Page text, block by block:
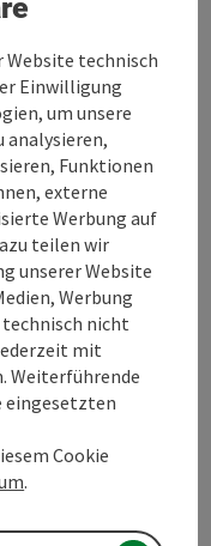
Website technisch
Einwilligung
um unsere
analysieren,
Funktionen
externe
Werbung auf
teilen wir
unserer Website
Werbung
nicht
mit
Weiterführende
eingesetzten
Cookie
.